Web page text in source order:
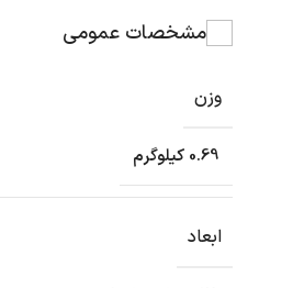
مشخصات عمومی
وزن
0.69 کیلوگرم
ابعاد